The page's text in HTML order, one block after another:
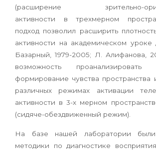
(расширение зрительно-
активности в трехмерном
подход позволил расширить
активности на академическом
Базарный, 1979-2005; Л. Алифанова,
возможность
формирование чувства
различных режимах активации
активности в 3-х мерном
(сидяче-обездвиженный режим).
На базе нашей лаборатории были
методики по диагностике